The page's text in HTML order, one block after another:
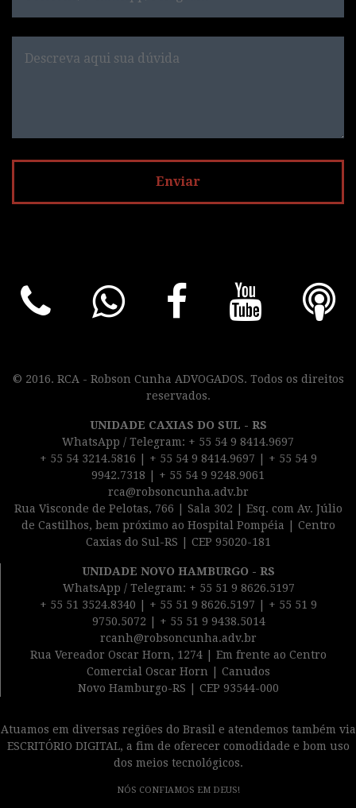
© 2016. RCA - Robson Cunha ADVOGADOS. Todos os direitos
reservados.
UNIDADE CAXIAS DO SUL - RS
WhatsApp / Telegram: + 55 54 9 8414.9697
+ 55 54 3214.5816 | + 55 54 9 8414.9697 | + 55 54 9
9942.7318 | + 55 54 9 9248.9061
rca@robsoncunha.adv.br
Rua Visconde de Pelotas, 766 | Sala 302 | Esq. com Av. Júlio
de Castilhos, bem próximo ao Hospital Pompéia | Centro
Caxias do Sul-RS | CEP 95020-181
UNIDADE NOVO HAMBURGO - RS
WhatsApp / Telegram: + 55 51 9 8626.5197
+ 55 51 3524.8340 | + 55 51 9 8626.5197 | + 55 51 9
9750.5072 | + 55 51 9 9438.5014
rcanh@robsoncunha.adv.br
Rua Vereador Oscar Horn, 1274 | Em frente ao Centro
Comercial Oscar Horn | Canudos
Novo Hamburgo-RS | CEP 93544-000
Atuamos em diversas regiões do Brasil e atendemos também via
ESCRITÓRIO DIGITAL, a fim de oferecer comodidade e bom uso
dos meios tecnológicos.
NÓS CONFIAMOS EM DEUS!